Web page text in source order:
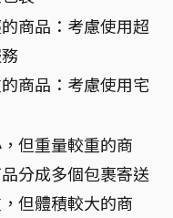
商品：考慮使用超
商品：考慮使用宅
但重量較重的商
分成多個包裹寄送
但體積較大的商